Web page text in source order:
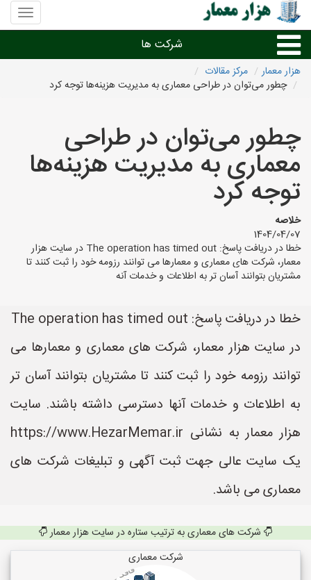
منوی
سایت
معمار
شرکت ها
طراحی داخلی و دکوراسیون داخلی
دیگر امور معماری
شرکت های معماری شهرها
هزار معمار
مرکز مقالات
چطور می‌توان در طراحی معماری به مدیریت هزینه‌ها توجه کرد
چطور می‌توان در طراحی
معماری به مدیریت هزینه‌ها
توجه کرد
خلاصه
1404/04/07
خطا در دریافت پاسخ: The operation has timed out در سایت هزار
معمار، شرکت های معماری و معمارها می توانند رزومه خود را ثبت کنند تا
مشتریان بتوانند آسان تر به اطلاعات و خدمات آنه
خطا در دریافت پاسخ: The operation has timed out
در سایت هزار معمار، شرکت های معماری و معمارها می
توانند رزومه خود را ثبت کنند تا مشتریان بتوانند آسان تر
به اطلاعات و خدمات آنها دسترسی داشته باشند. سایت
هزار معمار به نشانی https://www.HezarMemar.ir
یک سایت عالی جهت ثبت آگهی و تبلیغات شرکت های
معماری می باشد.
شرکت های معماری به ترتیب ستاره در سایت هزار معمار
شرکت معماری